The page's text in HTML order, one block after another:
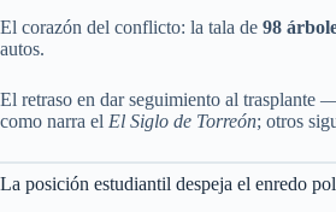
El corazón del conflicto: la tala de 98
autos.
El retraso en dar seguimiento al trasplante
como narra el El Siglo de Torreón; otros
La posición estudiantil despeja el enredo